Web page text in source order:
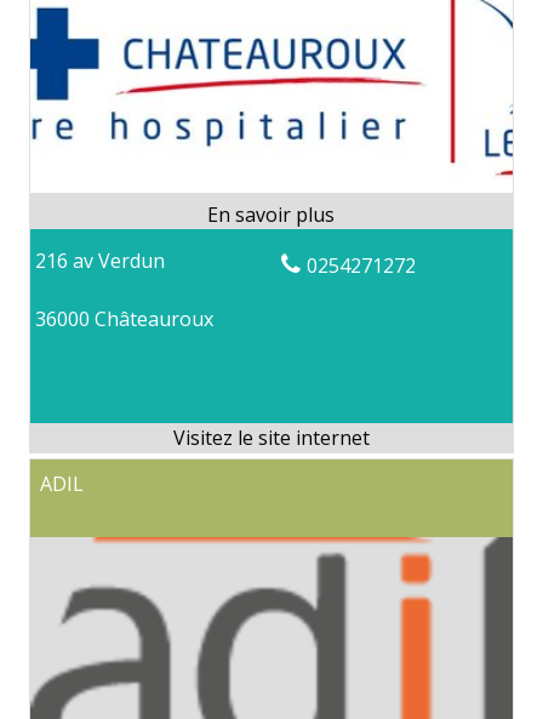
216 av Verdun
36000 Châteauroux
0254271272
ADIL